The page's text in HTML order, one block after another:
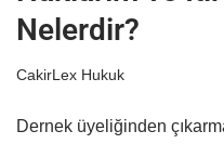
Nelerdir?
CakirLex Hukuk
Dernek üyeliğinden